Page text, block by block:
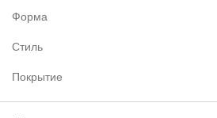
Форма
Стиль
Покрытие